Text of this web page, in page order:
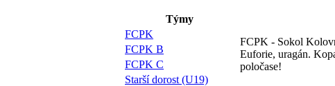
Týmy
FCPK
FCPK B
FCPK C
Starší dorost (U19)
FCPK - Sokol
Euforie, uragán.
poločase!